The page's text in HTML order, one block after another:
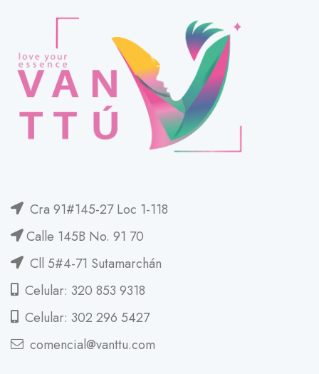
Cra 91#145-27 Loc 1-118
Calle 145B No. 91 70
Cll 5#4-71 Sutamarchán
Celular: 320 853 9318
Celular: 302 296 5427
comencial@vanttu.com